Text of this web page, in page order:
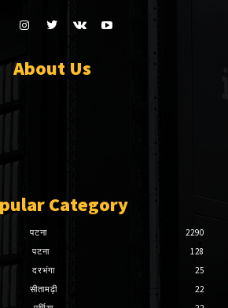
About Us
Category
पटना
2290
पटना
128
दरभंगा
25
सीतामढ़ी
22